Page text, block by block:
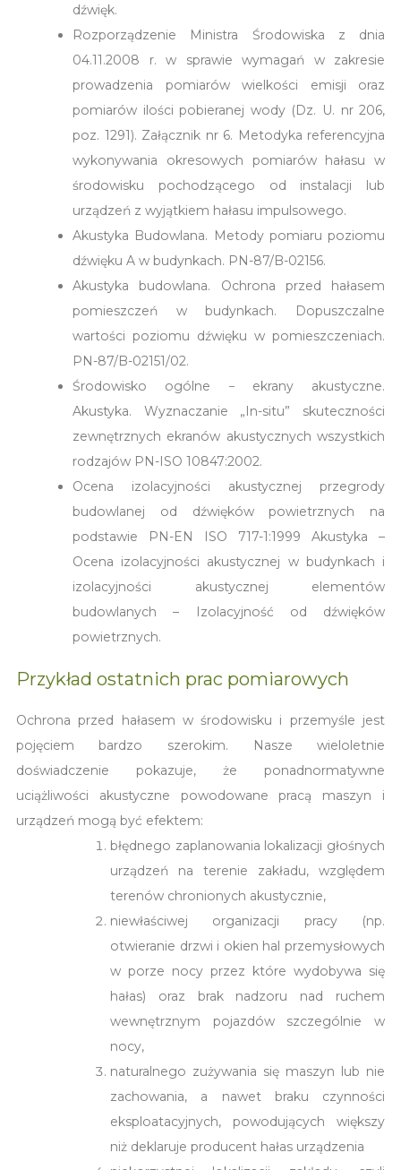
dźwięk.
Rozporządzenie Ministra Środowiska z dnia
04.11.2008 r. w sprawie wymagań w zakresie
prowadzenia pomiarów wielkości emisji oraz
pomiarów ilości pobieranej wody (Dz. U. nr 206,
poz. 1291). Załącznik nr 6. Metodyka referencyjna
wykonywania okresowych pomiarów hałasu w
środowisku pochodzącego od instalacji lub
urządzeń z wyjątkiem hałasu impulsowego.
Akustyka Budowlana. Metody pomiaru poziomu
dźwięku A w budynkach. PN-87/B-02156.
Akustyka budowlana. Ochrona przed hałasem
pomieszczeń w budynkach. Dopuszczalne
wartości poziomu dźwięku w pomieszczeniach.
PN-87/B-02151/02.
Środowisko ogólne − ekrany akustyczne.
Akustyka. Wyznaczanie „In-situ” skuteczności
zewnętrznych ekranów akustycznych wszystkich
rodzajów PN-ISO 10847:2002.
Ocena izolacyjności akustycznej przegrody
budowlanej od dźwięków powietrznych na
podstawie PN-EN ISO 717-1:1999 Akustyka –
Ocena izolacyjności akustycznej w budynkach i
izolacyjności akustycznej elementów
budowlanych – Izolacyjność od dźwięków
powietrznych.
Przykład ostatnich prac pomiarowych
Ochrona przed hałasem w środowisku i przemyśle jest
pojęciem bardzo szerokim. Nasze wieloletnie
doświadczenie pokazuje, że ponadnormatywne
uciążliwości akustyczne powodowane pracą maszyn i
urządzeń mogą być efektem:
błędnego zaplanowania lokalizacji głośnych
urządzeń na terenie zakładu, względem
terenów chronionych akustycznie,
niewłaściwej organizacji pracy (np.
otwieranie drzwi i okien hal przemysłowych
w porze nocy przez które wydobywa się
hałas) oraz brak nadzoru nad ruchem
wewnętrznym pojazdów szczególnie w
nocy,
naturalnego zużywania się maszyn lub nie
zachowania, a nawet braku czynności
eksploatacyjnych, powodujących większy
niż deklaruje producent hałas urządzenia